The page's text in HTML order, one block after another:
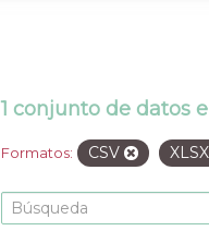
1 conjunto de datos
Formatos: CSV XLSX